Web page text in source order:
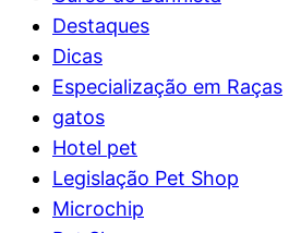
Destaques
Dicas
Especialização em Raças
gatos
Hotel pet
Legislação Pet Shop
Microchip